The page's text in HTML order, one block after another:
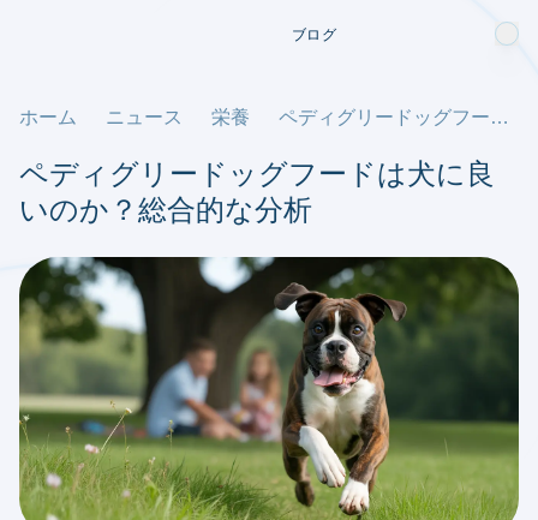
ブログ
ホーム ニュース 栄養 ペディグリードッグフードは犬に良いのか？総合的な分析
ペディグリードッグフードは犬に良
いのか？総合的な分析